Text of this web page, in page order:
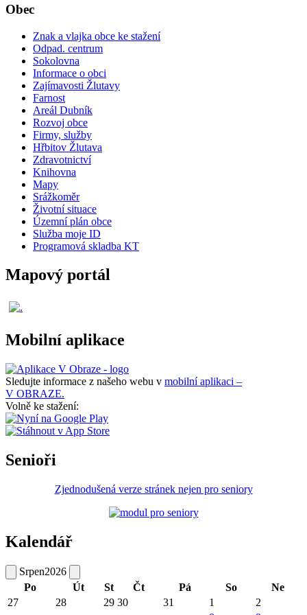
Obec
Znak a vlajka obce ke stažení
Odpad. centrum
Sokolovna
Informace o obci
Zajímavosti Žlutavy
Farnost
Areál Dubník
Rozvoj obce
Firmy, služby
Hřbitov Žlutava
Zdravotnictví
Knihovna
Mapy
Srážkoměr
Životní situace
Územní plán obce
Služba moje ID
Programová skladba KT
Mapový portál
Mobilní aplikace
Sledujte informace z našeho webu v mobilní aplikaci –
V OBRAZE.
Volně ke stažení:
Senioři
Zjednodušená verze stránek nejen pro seniory
Kalendář
Srpen2026
Po
Út St Čt Pá So
Ne
27
28 29 30 31 1 2